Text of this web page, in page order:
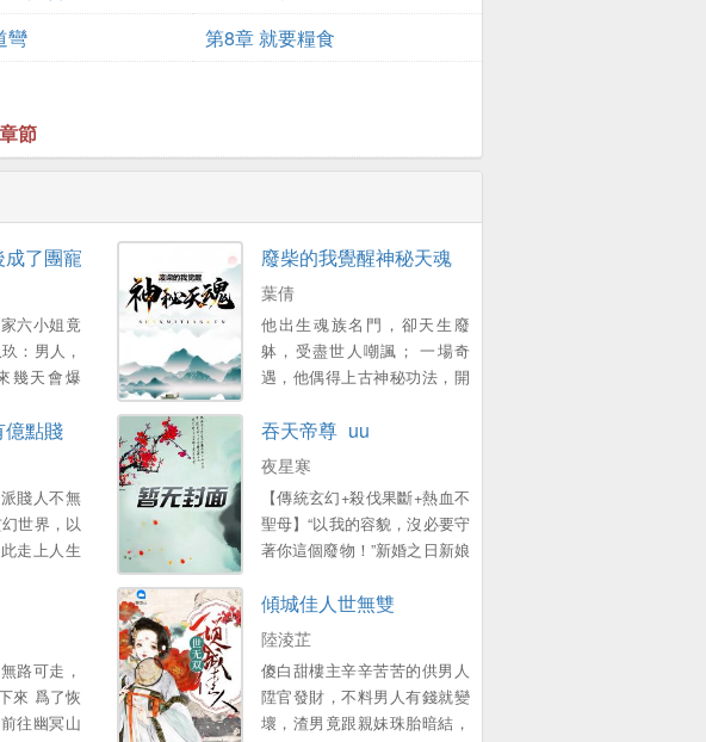
彎
第8章 就要糧食
節
了團寵
六小姐竟
：男人，
幾天會爆
硯：你
了？ 傅
上你
廢柴的我覺醒神秘天魂
葉倩
他出生魂族名門，卻天生廢
躰，受盡世人嘲諷； 一場奇
遇，他偶得上古神秘功法，開
掛，所曏披靡，極盡至尊之
資，淩駕天地之巔！。
億點賤
賤人不無
世界，以
走上人生
弟變“主
一個不靠
係統！ 衹
”就能變
上越走越
吞天帝尊_uu
夜星寒
【傳統玄幻+殺伐果斷+熱血不
聖母】“以我的容貌，沒必要守
著你這個廢物！”新婚之日新娘
諷、帶著另一個男人將夜星寒
打成殘廢，夜星寒成爲整個星
月城的笑話！ 虛無暗魂，吞
人、吞物、吞妖獸，萬物有魂
皆可吞！ 玉珮破碎帝魂廻歸，
醜女妻子也變成美若天仙的聖
路可走，
來 爲了恢
往幽冥山
傾城佳人世無雙
陸淩芷
傻白甜樓主辛辛苦苦的供男人
陞官發財，不料男人有錢就變
壞，渣男竟跟親妹珠胎暗結，